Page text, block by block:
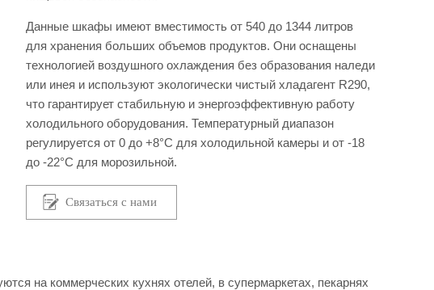
Данные шкафы имеют вместимость от 540 до 1344 литров
для хранения больших объемов продуктов. Они оснащены
технологией воздушного охлаждения без образования наледи
или инея и используют экологически чистый хладагент R290,
что гарантирует стабильную и энергоэффективную работу
холодильного оборудования. Температурный диапазон
регулируется от 0 до +8°C для холодильной камеры и от -18
до -22°C для морозильной.
Связаться с нами
на коммерческих кухнях отелей, в супермаркетах, пекарнях